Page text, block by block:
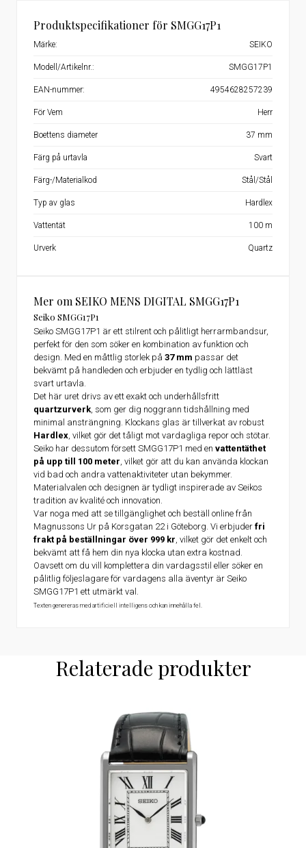
Mer om SEIKO MENS DIGITAL SMGG17P1
Seiko SMGG17P1
Seiko SMGG17P1 är ett stilrent och pålitligt herrarmbandsur,
perfekt för den som söker en kombination av funktion och
design. Med en måttlig storlek på 37 mm passar det
bekvämt på handleden och erbjuder en tydlig och lättläst
svart urtavla.
Det här uret drivs av ett exakt och underhållsfritt
quartzurverk, som ger dig noggrann tidshållning med
minimal ansträngning. Klockans glas är tillverkat av robust
Hardlex, vilket gör det tåligt mot vardagliga repor och stötar.
Seiko har dessutom försett SMGG17P1 med en vattentäthet
på upp till 100 meter, vilket gör att du kan använda klockan
vid bad och andra vattenaktiviteter utan bekymmer.
Materialvalen och designen är tydligt inspirerade av Seikos
tradition av kvalité och innovation.
Var noga med att se tillgänglighet och beställ online från
Magnussons Ur på Korsgatan 22 i Göteborg. Vi erbjuder fri
frakt på beställningar över 999 kr, vilket gör det enkelt och
bekvämt att få hem din nya klocka utan extra kostnad.
Oavsett om du vill komplettera din vardagsstil eller söker en
pålitlig följeslagare för vardagens alla äventyr är Seiko
SMGG17P1 ett utmärkt val.
Texten genereras med artificiell intelligens och kan innehålla fel.
Produktspecifikationer för SMGG17P1
Märke: SEIKO
Modell/Artikelnr.: SMGG17P1
EAN-nummer: 4954628257239
För Vem Herr
Boettens diameter 37 mm
Färg på urtavla Svart
Färg-/Materialkod Stål/Stål
Typ av glas Hardlex
Vattentät 100 m
Urverk Quartz
Relaterade produkter